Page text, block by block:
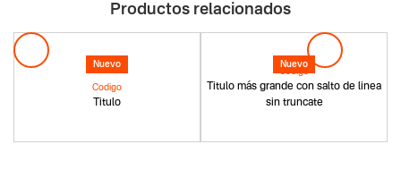
Productos relacionados
Nuevo
Titulo
Codigo
Nuevo
Titulo más grande con salto de linea
sin truncate
Codigo